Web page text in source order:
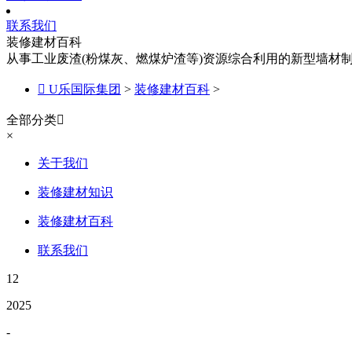
联系我们
装修建材百科
从事工业废渣(粉煤灰、燃煤炉渣等)资源综合利用的新型墙材
 U乐国际集团 > 装修建材百科 >
全部分类
×
关于我们
装修建材知识
装修建材百科
联系我们
12
2025
-